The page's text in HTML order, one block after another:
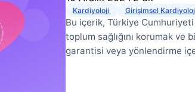
Kardiyoloji Girişimsel
Bu içerik, Türkiye Cumhuriyeti
toplum sağlığını korumak ve
garantisi veya yönlendirme